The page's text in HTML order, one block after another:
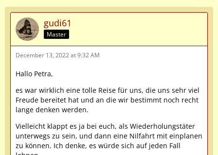
gudi61
Master
December 13, 2022 at 9:32 AM
Hallo Petra,
es war wirklich eine tolle Reise für uns, die uns sehr viel
Freude bereitet hat und an die wir bestimmt noch recht
lange denken werden.
Vielleicht klappt es ja bei euch, als Wiederholungstäter
unterwegs zu sein, und dann eine Nilfahrt mit einplanen
zu können. Ich denke, es würde sich auf jeden Fall